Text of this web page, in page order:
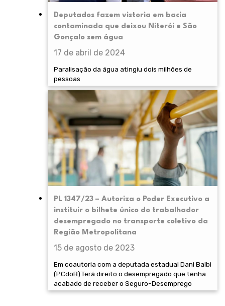
Deputados fazem vistoria em bacia
contaminada que deixou Niterói e São
Gonçalo sem água
17 de abril de 2024
Paralisação da água atingiu dois milhões de
pessoas
PL 1347/23 – Autoriza o Poder Executivo a
instituir o bilhete único do trabalhador
desempregado no transporte coletivo da
Região Metropolitana
15 de agosto de 2023
Em coautoria com a deputada estadual Dani Balbi
(PCdoB).Terá direito o desempregado que tenha
acabado de receber o Seguro-Desemprego